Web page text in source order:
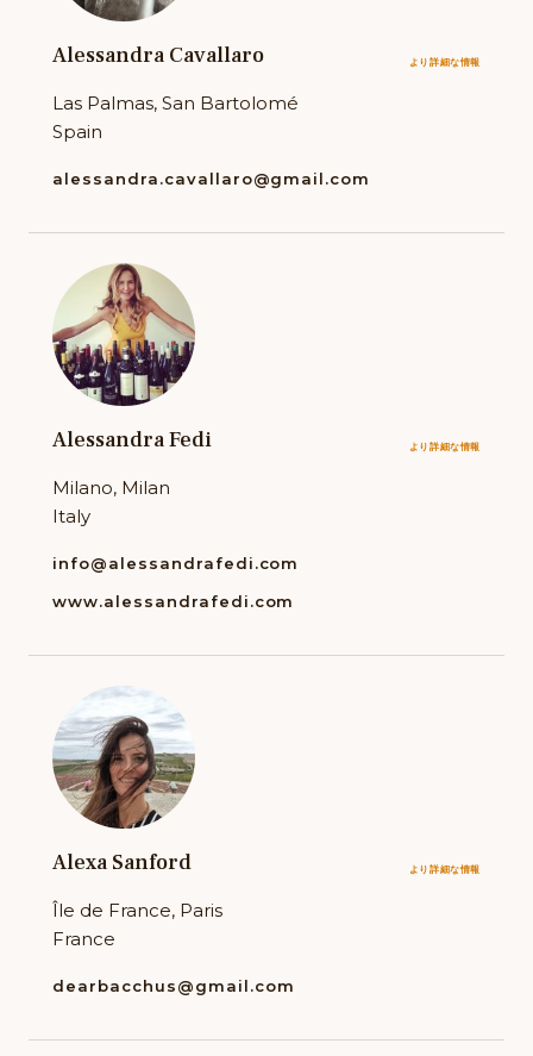
Alessandra Cavallaro より詳細な情報
Las Palmas, San Bartolomé
Spain
alessandra.cavallaro@gmail.com
Alessandra Fedi より詳細な情報
Milano, Milan
Italy
info@alessandrafedi.com
www.alessandrafedi.com
Alexa Sanford より詳細な情報
Île de France, Paris
France
dearbacchus@gmail.com